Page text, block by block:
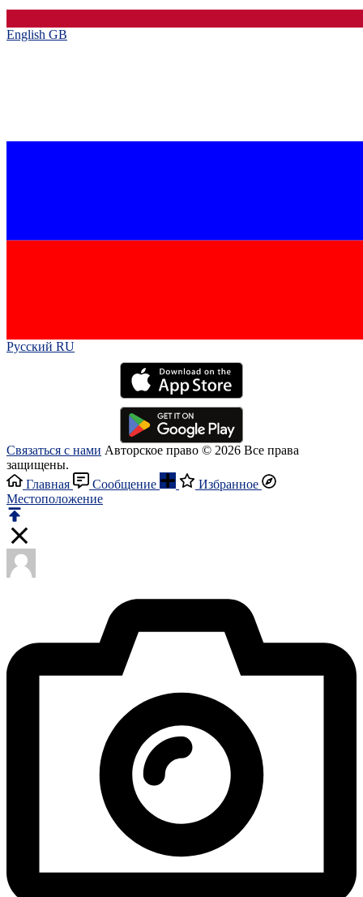
English GB‎
Русский RU‎
Связаться с нами Авторское право © 2026 Все права
защищены.
Главная
Сообщение
Избранное
Местоположение